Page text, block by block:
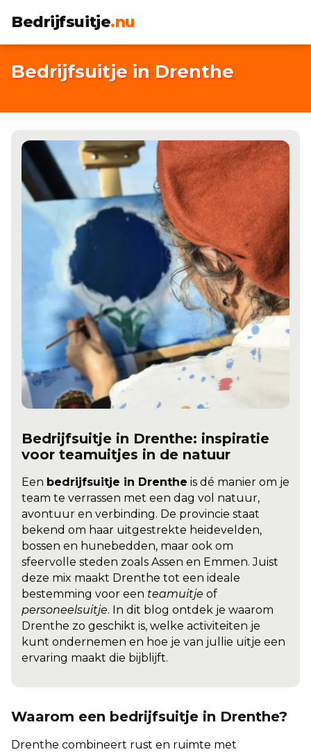
Bedrijfsuitje.nu
Bedrijfsuitje in Drenthe
Bedrijfsuitje in Drenthe: inspiratie
voor teamuitjes in de natuur
Een bedrijfsuitje in Drenthe is dé manier om je
team te verrassen met een dag vol natuur,
avontuur en verbinding. De provincie staat
bekend om haar uitgestrekte heidevelden,
bossen en hunebedden, maar ook om
sfeervolle steden zoals Assen en Emmen. Juist
deze mix maakt Drenthe tot een ideale
bestemming voor een teamuitje of
personeelsuitje. In dit blog ontdek je waarom
Drenthe zo geschikt is, welke activiteiten je
kunt ondernemen en hoe je van jullie uitje een
ervaring maakt die bijblijft.
Waarom een bedrijfsuitje in Drenthe?
Drenthe combineert rust en ruimte met